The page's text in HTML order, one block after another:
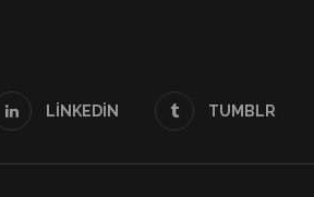
LINKEDIN TUMBLR